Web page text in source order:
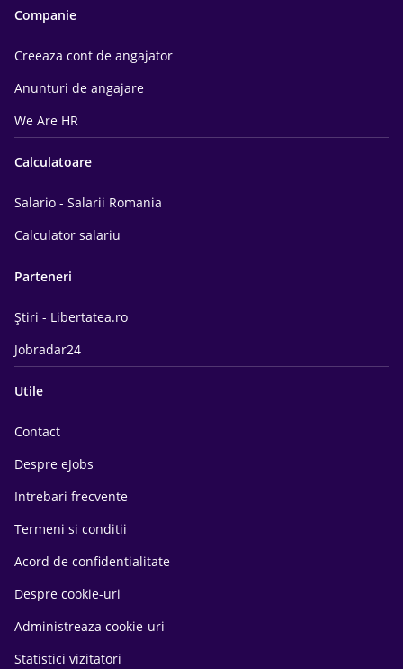
Companie
Creeaza cont de angajator
Anunturi de angajare
We Are HR
Calculatoare
Salario - Salarii Romania
Calculator salariu
Parteneri
Știri - Libertatea.ro
Jobradar24
Utile
Contact
Despre eJobs
Intrebari frecvente
Termeni si conditii
Acord de confidentialitate
Despre cookie-uri
Administreaza cookie-uri
Statistici vizitatori